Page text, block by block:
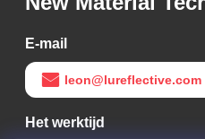
E-mail
leon@lureflective.com
Het werktijd